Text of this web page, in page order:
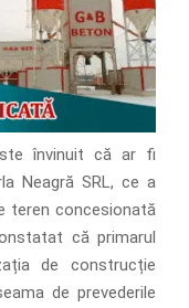
învinuit că ar fi
Neagră SRL, ce a
teren concesionată
că primarul
de construcție
de prevederile